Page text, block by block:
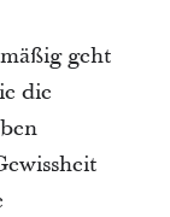
geht
die